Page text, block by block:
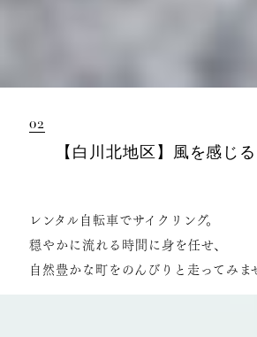
02
【白川北地区】風を感じ
レンタル自転車でサイクリング。
穏やかに流れる時間に身を任せ、
自然豊かな町をのんびりと走ってみま